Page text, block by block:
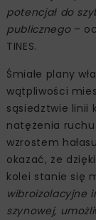
potencjał do
publicznego–
TINES.
Śmiałe plany
wątpliwości
sąsiedztwie linii
natężenia
wzrostem
okazać, że
kolei stanie się
wibroizolacyjne
szynowej,